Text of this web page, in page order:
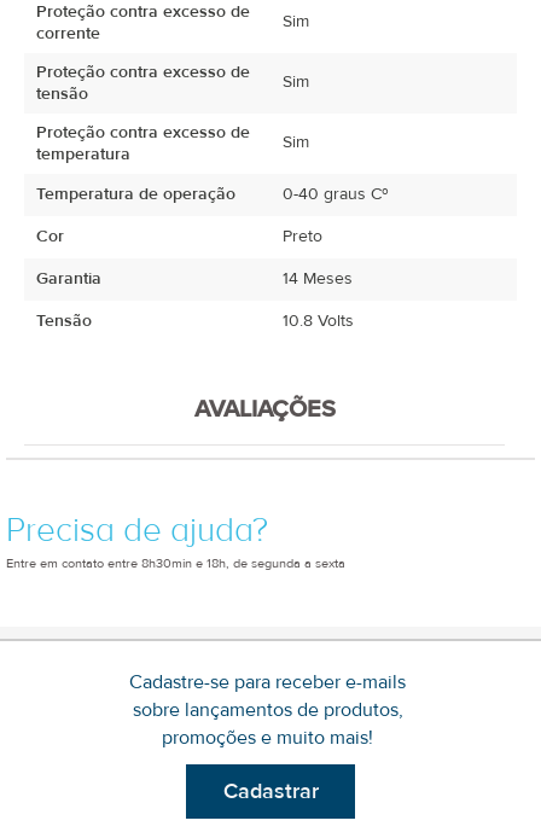
Proteção contra excesso de
corrente
Sim
Proteção contra excesso de
tensão
Sim
Proteção contra excesso de
temperatura
Sim
Temperatura de operação
0-40 graus Cº
Cor
Preto
Garantia
14 Meses
Tensão
10.8 Volts
AVALIAÇÕES
Precisa de ajuda?
Entre em contato entre 8h30min e 18h, de segunda a sexta
Cadastre-se para receber e-mails
sobre lançamentos de produtos,
promoções e muito mais!
Cadastrar